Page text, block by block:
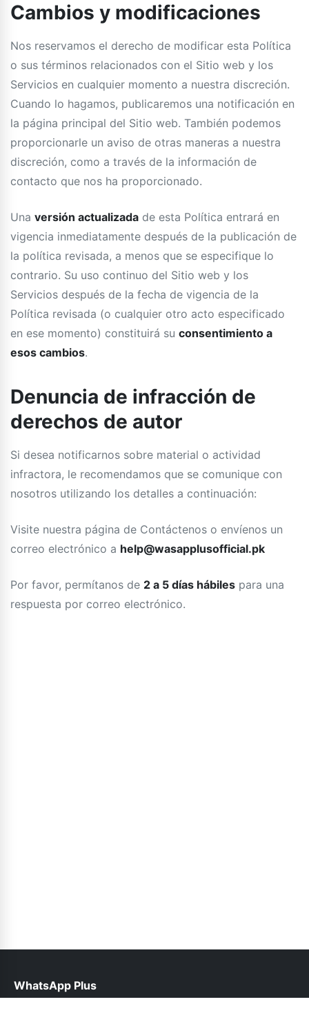
Cambios y modificaciones
Nos reservamos el derecho de modificar esta Política
o sus términos relacionados con el Sitio web y los
Servicios en cualquier momento a nuestra discreción.
Cuando lo hagamos, publicaremos una notificación en
la página principal del Sitio web. También podemos
proporcionarle un aviso de otras maneras a nuestra
discreción, como a través de la información de
contacto que nos ha proporcionado.
Una versión actualizada de esta Política entrará en
vigencia inmediatamente después de la publicación de
la política revisada, a menos que se especifique lo
contrario. Su uso continuo del Sitio web y los
Servicios después de la fecha de vigencia de la
Política revisada (o cualquier otro acto especificado
en ese momento) constituirá su consentimiento a
esos cambios.
Denuncia de infracción de
derechos de autor
Si desea notificarnos sobre material o actividad
infractora, le recomendamos que se comunique con
nosotros utilizando los detalles a continuación:
Visite nuestra página de Contáctenos o envíenos un
correo electrónico a help@wasapplusofficial.pk
Por favor, permítanos de 2 a 5 días hábiles para una
respuesta por correo electrónico.
WhatsApp Plus